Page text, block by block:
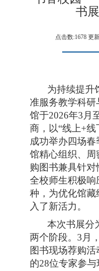
书
点击数:1678 更
为持续提升
准服务教学科
馆于2026年3月
商，以“线上+线
成功举办四场
馆精心组织、
购图书兼具针
全校师生积极响
种，为优化馆
入了新活力。
本次书展分
两个阶段。3月
图书现场荐购
的28位专家参